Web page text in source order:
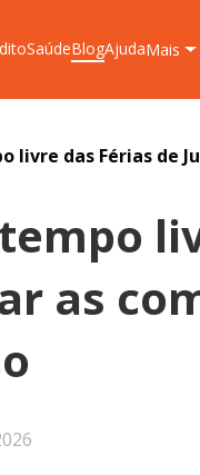
SaúdeBlogAjudaMais
livre das Férias de
as